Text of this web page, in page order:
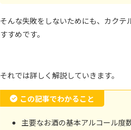
そんな失敗をしないためにも、カク
すすめです。
それでは詳しく解説していきます。
この記事でわかること
主要なお酒の基本アルコール度